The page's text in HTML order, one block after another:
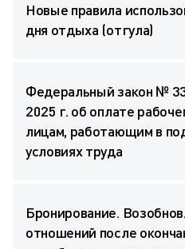
Новые правила
дня отдыха (отгула)
Федеральный закон №
2025 г. об оплате
лицам, работающим в
условиях труда
Бронирование.
отношений после